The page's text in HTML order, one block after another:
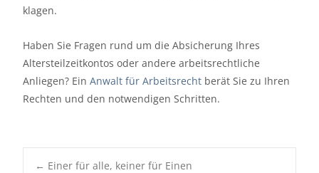
klagen.
Haben Sie Fragen rund um die Absicherung Ihres
Altersteilzeitkontos oder andere arbeitsrechtliche
Anliegen? Ein Anwalt für Arbeitsrecht berät Sie zu Ihren
Rechten und den notwendigen Schritten.
Post
← Einer für alle, keiner für Einen